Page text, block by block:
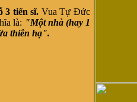
3 tiến sĩ. Vua Tự Đức
là: "Một nhà (hay 1
thiên hạ".